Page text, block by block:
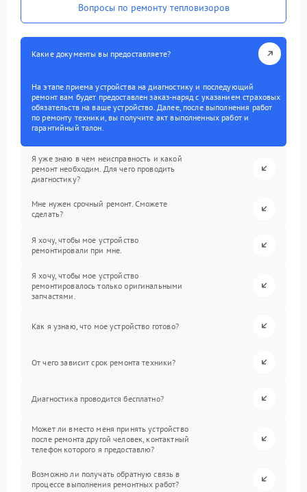
Вопросы по ремонту тепловизоров
Какие документы вы предоставляете?
На этапе приема устройства на диагностику и последующий
ремонт вам будет предоставлен заказ-наряд с указанием страховых
обязательств на ваше устройство. Далее, после выполнения работ
по ремонту техники, вы получите акт выполненных работ и
гарантийный талон.
Я уже знаю в чем неисправность и какой
ремонт необходим. Для чего проводить
диагностику?
Мне нужен срочный ремонт. Сможете
сделать?
Я хочу, чтобы мое устройство
ремонтировали при мне.
Я хочу, чтобы мое устройство
ремонтировалось только оригинальными
запчастями.
Как я узнаю, что мое устройство готово?
От чего зависит срок ремонта техники?
Диагностика проводится бесплатно?
Может ли вместо меня принять устройство
после ремонта другой человек, контактный
телефон которого я предоставлю?
Возможно ли получать обратную связь в
процессе выполнения ремонтных работ?